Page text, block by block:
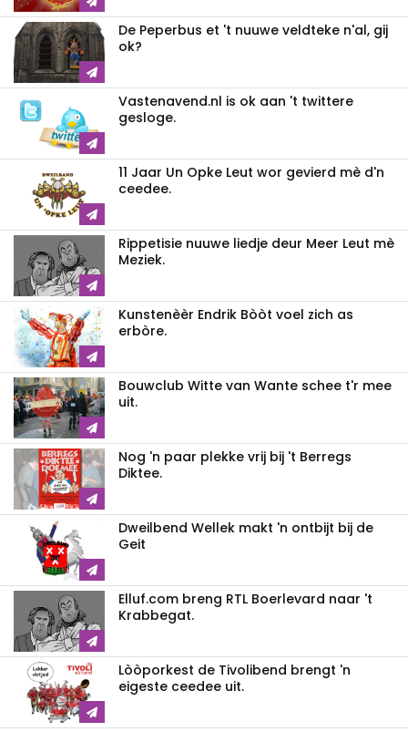
De Peperbus et 't nuuwe veldteke n'al, gij
ok?
Vastenavend.nl is ok aan 't twittere
gesloge.
11 Jaar Un Opke Leut wor gevierd mè d'n
ceedee.
Rippetisie nuuwe liedje deur Meer Leut mè
Meziek.
Kunstenèèr Endrik Bòòt voel zich as
erbòre.
Bouwclub Witte van Wante schee t'r mee
uit.
Nog 'n paar plekke vrij bij 't Berregs
Diktee.
Dweilbend Wellek makt 'n ontbijt bij de
Geit
Elluf.com breng RTL Boerlevard naar 't
Krabbegat.
Lòòporkest de Tivolibend brengt 'n
eigeste ceedee uit.